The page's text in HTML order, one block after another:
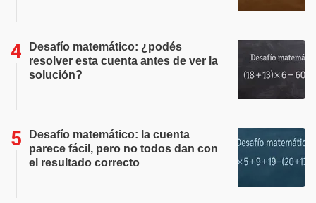
Desafío matemático: ¿podés
resolver esta cuenta antes de ver la
solución?
Desafío matemático: la cuenta
parece fácil, pero no todos dan con
el resultado correcto